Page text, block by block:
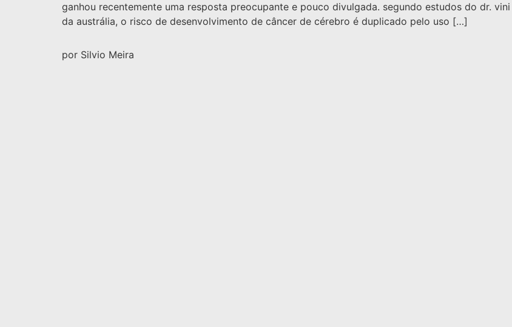
ganhou recentemente uma resposta preocupante e pouco divulgada. segundo estudos do dr.
da austrália, o risco de desenvolvimento de câncer de cérebro é duplicado pelo uso […]
por Silvio Meira